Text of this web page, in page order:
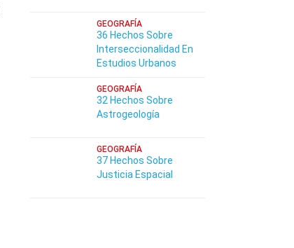
GEOGRAFÍA
36 Hechos Sobre
Interseccionalidad En
Estudios Urbanos
GEOGRAFÍA
32 Hechos Sobre
Astrogeología
GEOGRAFÍA
37 Hechos Sobre
Justicia Espacial